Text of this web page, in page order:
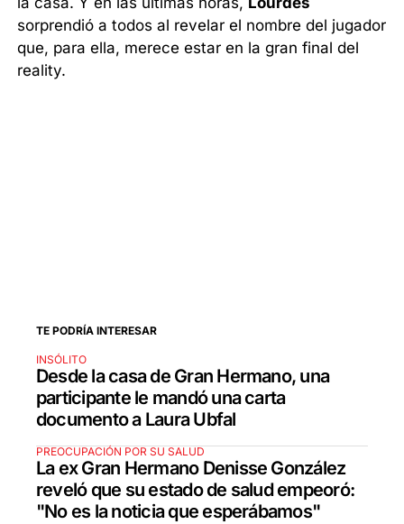
sorprendió a todos al revelar el nombre del jugador
que, para ella, merece estar en la gran final del
reality.
TE PODRÍA INTERESAR
INSÓLITO
Desde la casa de Gran Hermano, una
participante le mandó una carta
documento a Laura Ubfal
PREOCUPACIÓN POR SU SALUD
La ex Gran Hermano Denisse González
reveló que su estado de salud empeoró:
"No es la noticia que esperábamos"